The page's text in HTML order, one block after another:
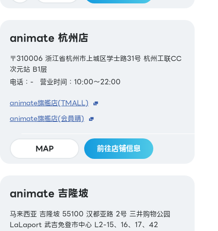
animate 杭州店
〒310006 浙江省杭州市上城区学士路31号 杭州工联CC
次元站 B1层
电话：-
营业时间：10:00～22:00
animate旗艦店(TMALL)
animate旗艦店(会員購)
MAP 前往店铺信息
animate 吉隆坡
马来西亚 吉隆坡 55100 汉都亚路 2号 三井购物公园
LaLaport 武吉免登市中心 L2-15、16、17、42